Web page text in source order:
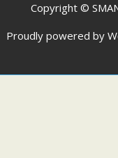
Copyright ©
Proudly powered by